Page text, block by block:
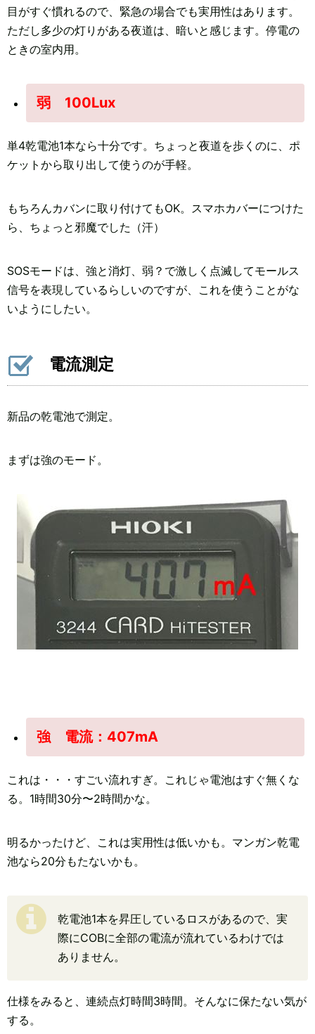
目がすぐ慣れるので、緊急の場合でも実用性はあります。
ただし多少の灯りがある夜道は、暗いと感じます。停電の
ときの室内用。
弱 100Lux
単4乾電池1本なら十分です。ちょっと夜道を歩くのに、ポ
ケットから取り出して使うのが手軽。
もちろんカバンに取り付けてもOK。スマホカバーにつけた
ら、ちょっと邪魔でした（汗）
SOSモードは、強と消灯、弱？で激しく点滅してモールス
信号を表現しているらしいのですが、これを使うことがな
いようにしたい。
電流測定
新品の乾電池で測定。
まずは強のモード。
強 電流：407mA
これは・・・すごい流れすぎ。これじゃ電池はすぐ無くな
る。1時間30分〜2時間かな。
明るかったけど、これは実用性は低いかも。マンガン乾電
池なら20分もたないかも。
乾電池1本を昇圧しているロスがあるので、実
際にCOBに全部の電流が流れているわけでは
ありません。
仕様をみると、連続点灯時間3時間。そんなに保たない気が
する。